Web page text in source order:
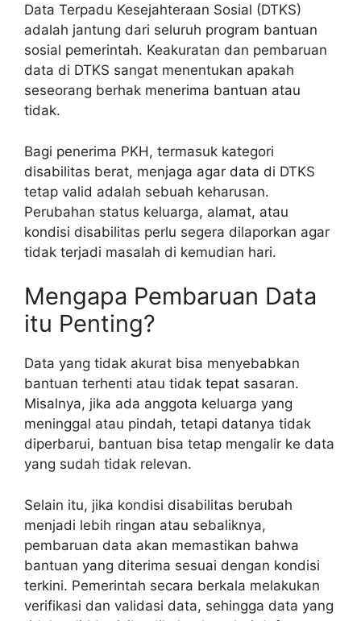
Data Terpadu Kesejahteraan Sosial (DTKS)
adalah jantung dari seluruh program bantuan
sosial pemerintah. Keakuratan dan pembaruan
data di DTKS sangat menentukan apakah
seseorang berhak menerima bantuan atau
tidak.
Bagi penerima PKH, termasuk kategori
disabilitas berat, menjaga agar data di DTKS
tetap valid adalah sebuah keharusan.
Perubahan status keluarga, alamat, atau
kondisi disabilitas perlu segera dilaporkan agar
tidak terjadi masalah di kemudian hari.
Mengapa Pembaruan Data
itu Penting?
Data yang tidak akurat bisa menyebabkan
bantuan terhenti atau tidak tepat sasaran.
Misalnya, jika ada anggota keluarga yang
meninggal atau pindah, tetapi datanya tidak
diperbarui, bantuan bisa tetap mengalir ke data
yang sudah tidak relevan.
Selain itu, jika kondisi disabilitas berubah
menjadi lebih ringan atau sebaliknya,
pembaruan data akan memastikan bahwa
bantuan yang diterima sesuai dengan kondisi
terkini. Pemerintah secara berkala melakukan
verifikasi dan validasi data, sehingga data yang